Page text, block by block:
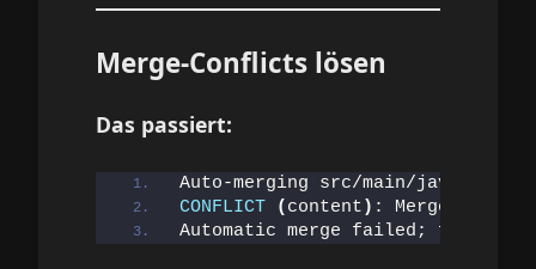
Merge-Conflicts lösen
Das passiert:
Auto-merging src/main/java/
CONFLICT
( content ) : Merge
Automatic merge failed; fix